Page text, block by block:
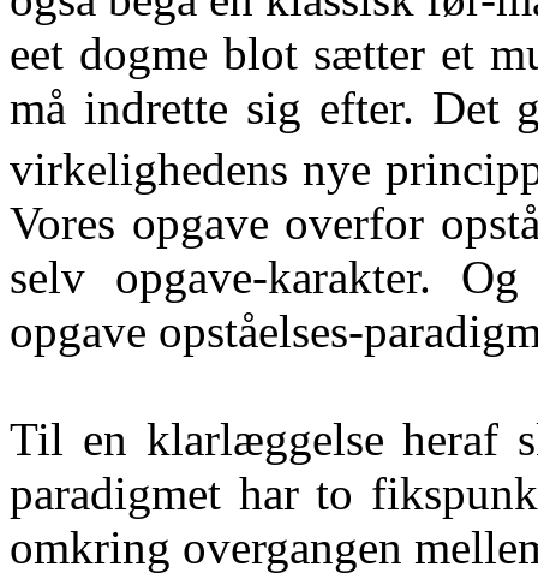
eet dogme blot sætter et
må indrette sig efter.
virkelighedens nye
Vores opgave overfor
selv opgave-karakter.
opgave opståelses-
Til en klarlæggelse heraf
paradigmet har to
omkring overgangen